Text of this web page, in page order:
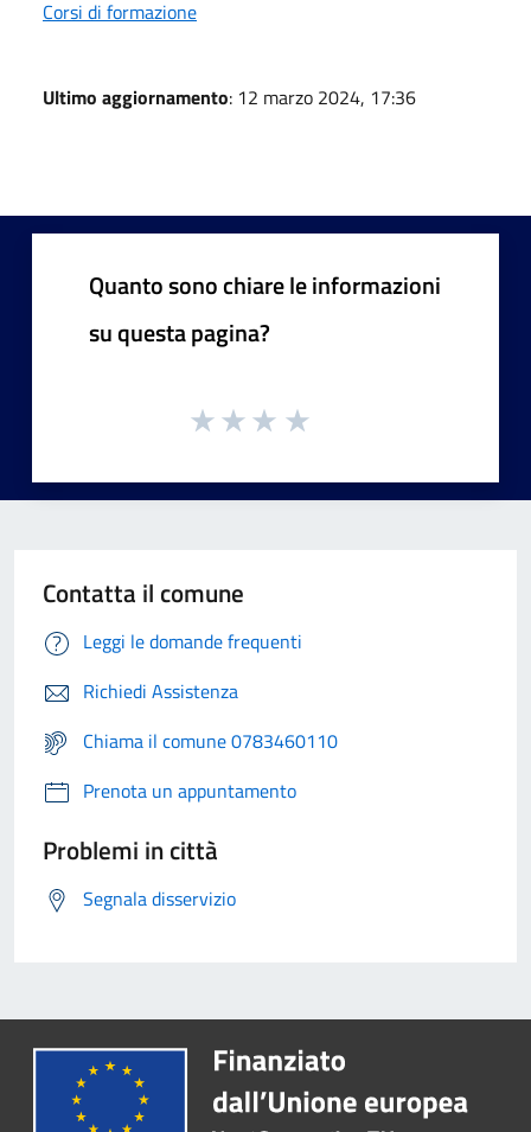
Corsi di formazione
Ultimo aggiornamento: 12 marzo 2024, 17:36
Quanto sono chiare le informazioni
su questa pagina?
Contatta il comune
Leggi le domande frequenti
Richiedi Assistenza
Chiama il comune 0783460110
Prenota un appuntamento
Problemi in città
Segnala disservizio